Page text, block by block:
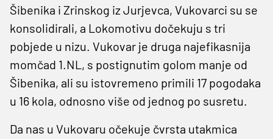
Šibenika i Zrinskog iz Jurjevca, Vukovarci su se
konsolidirali, a Lokomotivu dočekuju s tri
pobjede u nizu. Vukovar je druga najefikasnija
momčad 1.NL, s postignutim golom manje od
Šibenika, ali su istovremeno primili 17 pogodaka
u 16 kola, odnosno više od jednog po susretu.
Da nas u Vukovaru očekuje čvrsta utakmica